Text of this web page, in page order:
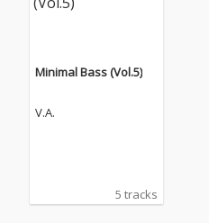
Minimal Bass (Vol.5)
V.A.
5 tracks